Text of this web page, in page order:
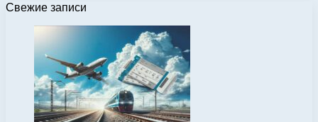
Свежие записи